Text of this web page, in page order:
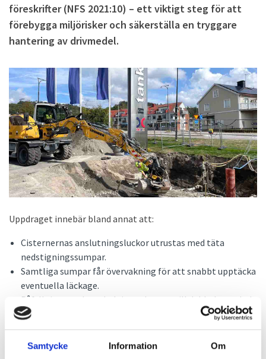
Samtycke Information Om
föreskrifter (NFS 2021:10) – ett viktigt steg för att
förebygga miljörisker och säkerställa en tryggare
hantering av drivmedel.
Uppdraget innebär bland annat att:
Cisternernas anslutningsluckor utrustas med täta
nedstigningssumpar.
Samtliga sumpar får övervakning för att snabbt upptäcka
eventuella läckage.
Påfyllnings- och sugledningar byts ut till dubbelmantlade
rör med läckageövervakning via ett konstant tryck på 2,2
bar.
Täta sumpar installeras under drivmedelspumparna, med